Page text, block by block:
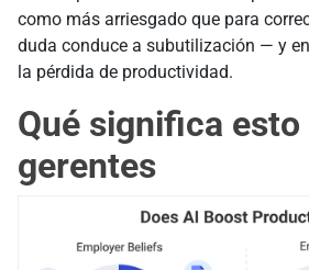
como más arriesgado que para
duda conduce a subutilización — y
la pérdida de productividad.
Qué significa esto
gerentes